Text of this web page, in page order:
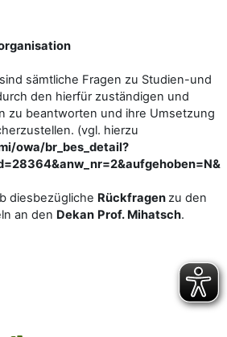
sämtliche Fragen zu Studien-und
den hierfür zuständigen und
zu beantworten und ihre Umsetzung
(vgl. hierzu
owa/br_bes_detail?
diesbezügliche Rückfragenzu den
an den Dekan Prof. Mihatsch.